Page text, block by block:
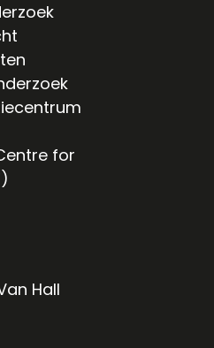
for
Hall